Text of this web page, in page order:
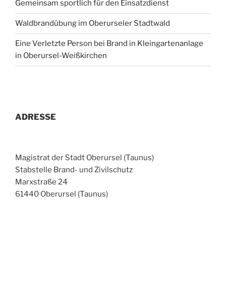
Gemeinsam sportlich für den Einsatzdienst
Waldbrandübung im Oberurseler Stadtwald
Eine Verletzte Person bei Brand in Kleingartenanlage
in Oberursel-Weißkirchen
ADRESSE
Magistrat der Stadt Oberursel (Taunus)
Stabstelle Brand- und Zivilschutz
Marxstraße 24
61440 Oberursel (Taunus)